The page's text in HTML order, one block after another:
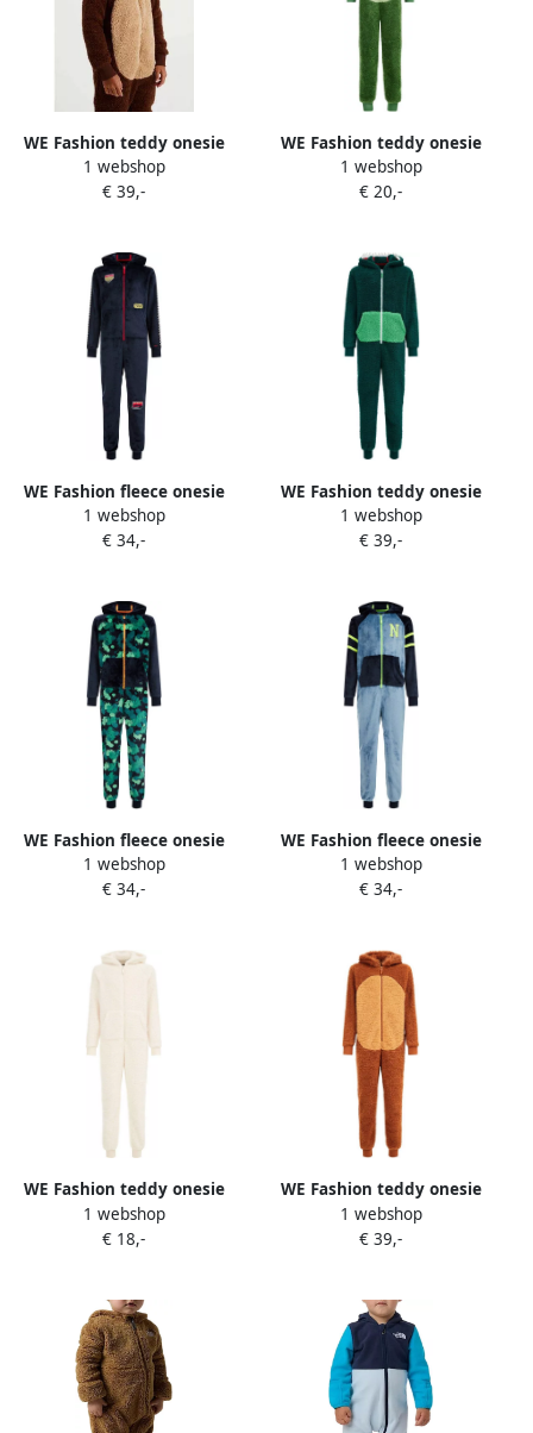
WE Fashion teddy onesie
bruin beige Meerkleurig
110 116
1 webshop
€ 39,-
WE Fashion teddy onesie
groen Meerkleurig 134 140
1 webshop
€ 20,-
WE Fashion fleece onesie
donkerblauw Printopdruk
110 116
1 webshop
€ 34,-
WE Fashion teddy onesie
Dino donkergroen groen All
over print 110 116
1 webshop
€ 39,-
WE Fashion fleece onesie
met all over print
donkerblauw groen All over
1 webshop
€ 34,-
WE Fashion fleece onesie
donkerblauw lichtblauw
Meerkleurig 110 116
1 webshop
€ 34,-
WE Fashion teddy onesie
met capuchon ecru Effen
122 128
1 webshop
€ 18,-
WE Fashion teddy onesie
Tijger roestbruin camel
Meerkleurig 110 116
1 webshop
€ 39,-